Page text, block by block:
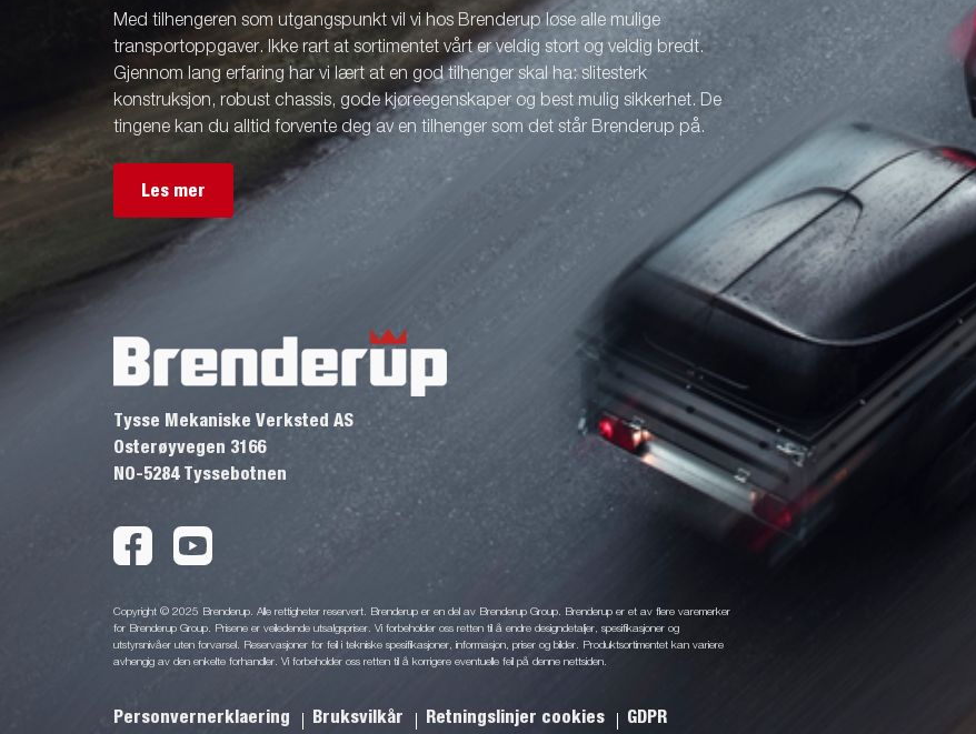
Med tilhengeren som utgangspunkt vil vi hos Brenderup løse alle mulige
transportoppgaver. Ikke rart at sortimentet vårt er veldig stort og veldig bredt.
Gjennom lang erfaring har vi lært at en god tilhenger skal ha: slitesterk
konstruksjon, robust chassis, gode kjøreegenskaper og best mulig sikkerhet. De
tingene kan du alltid forvente deg av en tilhenger som det står Brenderup på.
Les mer
Tysse Mekaniske Verksted AS
Osterøyvegen 3166
NO-5284 Tyssebotnen
Copyright © 2025 Brenderup. Alle rettigheter reservert. Brenderup er en del av Brenderup Group. Brenderup er et av flere varemerker
for Brenderup Group. Prisene er veiledende utsalgspriser. Vi forbeholder oss retten til å endre designdetaljer, spesifikasjoner og
utstyrsnivåer uten forvarsel. Reservasjoner for feil i tekniske spesifikasjoner, informasjon, priser og bilder. Produktsortimentet kan variere
avhengig av den enkelte forhandler. Vi forbeholder oss retten til å korrigere eventuelle feil på denne nettsiden.
Personvernerklaering Bruksvilkår Retningslinjer cookies GDPR